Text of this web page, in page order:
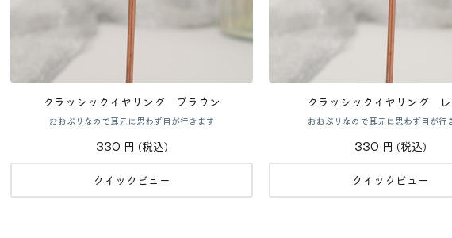
クラッシックイヤリング ブラウン
おおぶりなので耳元に思わず目が行きます
330 円 (税込)
クイックビュー
クラッシックイヤリング
おおぶりなので耳元に思わず目が行
330 円 (税込)
クイックビュー